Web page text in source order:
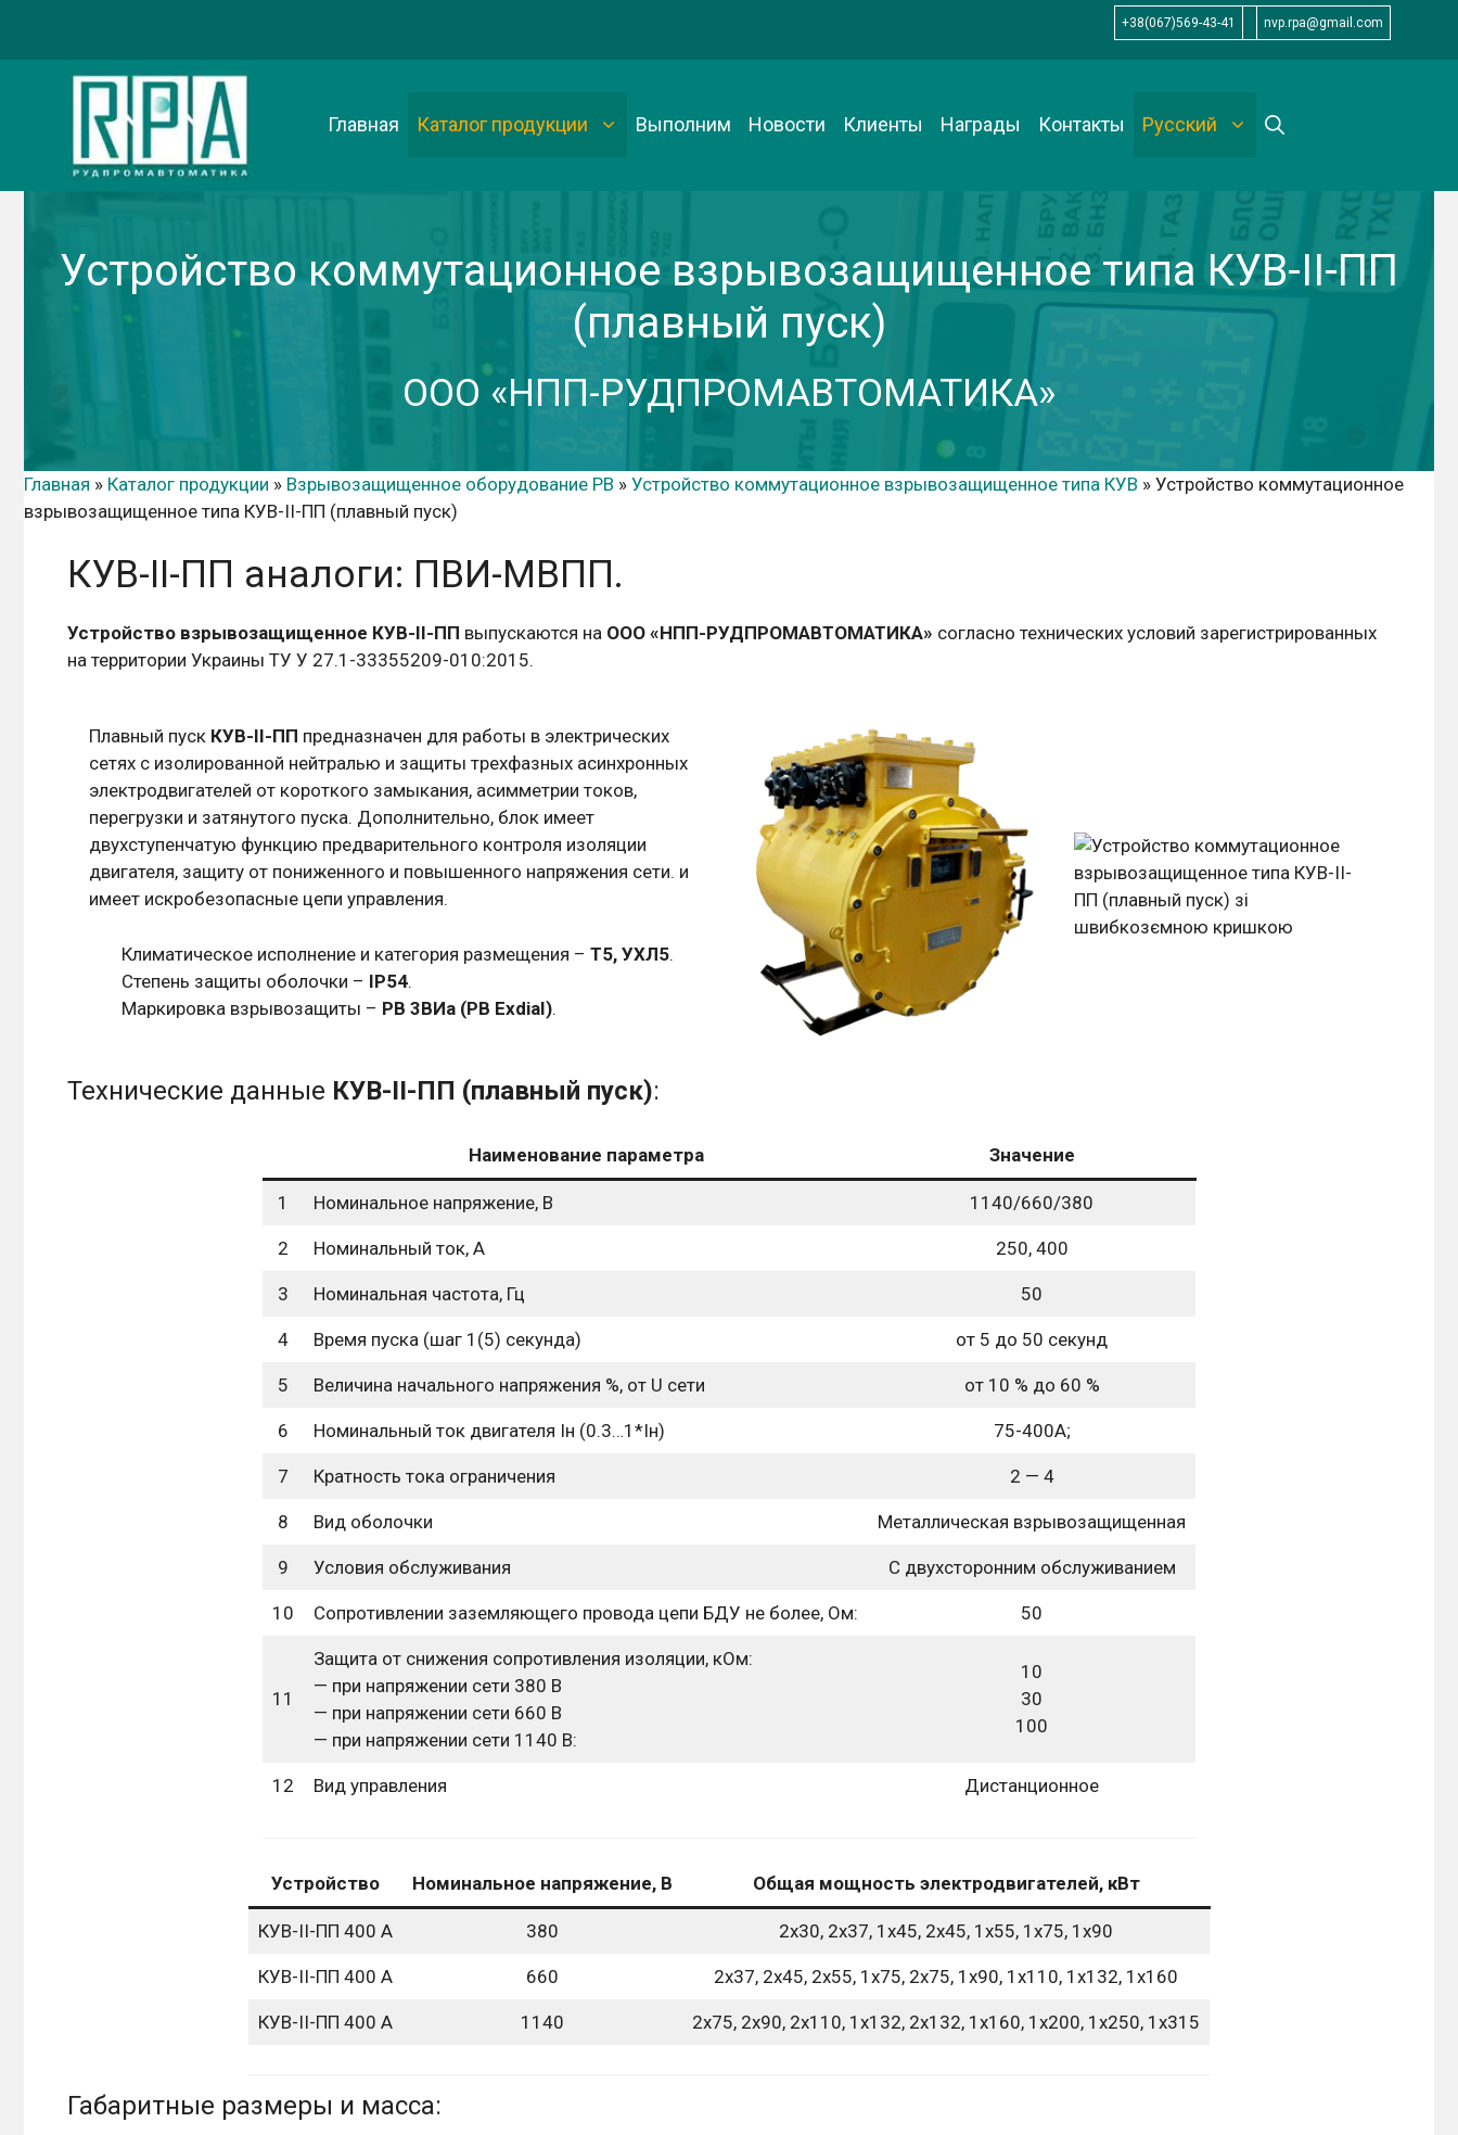
содержимому
+38(067)569-43-41 nvp.rpa@gmail.com
Главная Каталог продукции Выполним Новости Клиенты Награды Контакты Русский
Устройство коммутационное взрывозащищенное типа КУВ-II-ПП
(плавный пуск)
ООО «НПП-РУДПРОМАВТОМАТИКА»
Главная » Каталог продукции » Взрывозащищенное оборудование РВ » Устройство коммутационное взрывозащищенное типа КУВ » Устройство коммутационное
взрывозащищенное типа КУВ-II-ПП (плавный пуск)
КУВ-II-ПП аналоги: ПВИ-МВПП.
Устройство взрывозащищенное КУВ-II-ПП выпускаются на ООО «НПП-РУДПРОМАВТОМАТИКА» согласно технических условий зарегистрированных
на территории Украины ТУ У 27.1-33355209-010:2015.
Плавный пуск КУВ-II-ПП предназначен для работы в электрических
сетях с изолированной нейтралью и защиты трехфазных асинхронных
электродвигателей от короткого замыкания, асимметрии токов,
перегрузки и затянутого пуска. Дополнительно, блок имеет
двухступенчатую функцию предварительного контроля изоляции
двигателя, защиту от пониженного и повышенного напряжения сети. и
имеет искробезопасные цепи управления.
Климатическое исполнение и категория размещения – Т5, УХЛ5.
Степень защиты оболочки – IР54.
Маркировка взрывозащиты – РВ 3ВИа (РВ ExdiaI).
Технические данные КУВ-II-ПП (плавный пуск):
Наименование параметра Значение
1 Номинальное напряжение, В 1140/660/380
2 Номинальный ток, А 250, 400
3 Номинальная частота, Гц 50
4 Время пуска (шаг 1(5) секунда) от 5 до 50 секунд
5 Величина начального напряжения %, от U сети от 10 % до 60 %
6 Номинальный ток двигателя Iн (0.3…1*Iн) 75-400А;
7 Кратность тока ограничения 2 — 4
8 Вид оболочки Металлическая взрывозащищенная
9 Условия обслуживания С двухсторонним обслуживанием
10 Сопротивлении заземляющего провода цепи БДУ не более, Ом: 50
11
Защита от снижения сопротивления изоляции, кОм:
— при напряжении сети 380 В
— при напряжении сети 660 В
— при напряжении сети 1140 В:
10
30
100
12 Вид управления Дистанционное
Устройство Номинальное напряжение, В Общая мощность электродвигателей, кВт
КУВ-II-ПП 400 А 380 2х30, 2х37, 1х45, 2х45, 1х55, 1х75, 1х90
КУВ-II-ПП 400 А 660 2х37, 2х45, 2х55, 1х75, 2х75, 1х90, 1х110, 1х132, 1х160
КУВ-II-ПП 400 А 1140 2х75, 2х90, 2х110, 1х132, 2х132, 1х160, 1х200, 1х250, 1х315
Габаритные размеры и масса: